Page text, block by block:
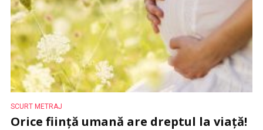
SCURT METRAJ
Orice ființă umană are dreptul la viață!